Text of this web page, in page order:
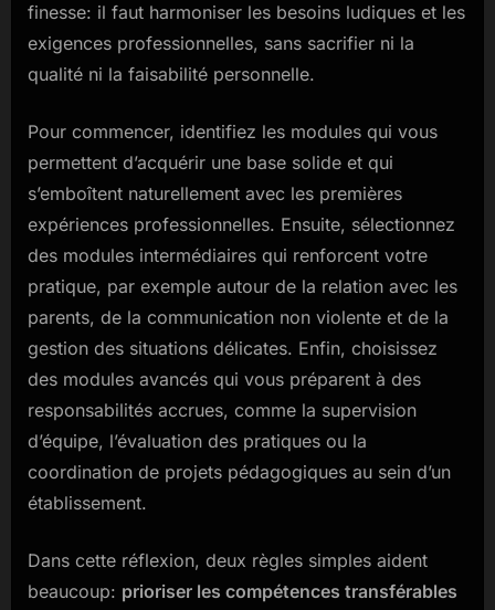
finesse: il faut harmoniser les besoins ludiques et les
exigences professionnelles, sans sacrifier ni la
qualité ni la faisabilité personnelle.
Pour commencer, identifiez les modules qui vous
permettent d’acquérir une base solide et qui
s’emboîtent naturellement avec les premières
expériences professionnelles. Ensuite, sélectionnez
des modules intermédiaires qui renforcent votre
pratique, par exemple autour de la relation avec les
parents, de la communication non violente et de la
gestion des situations délicates. Enfin, choisissez
des modules avancés qui vous préparent à des
responsabilités accrues, comme la supervision
d’équipe, l’évaluation des pratiques ou la
coordination de projets pédagogiques au sein d’un
établissement.
Dans cette réflexion, deux règles simples aident
beaucoup: prioriser les compétences transférables